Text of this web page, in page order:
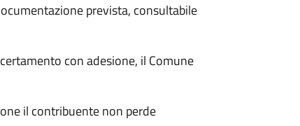
prevista, consultabile
con adesione, il Comune
il contribuente non perde